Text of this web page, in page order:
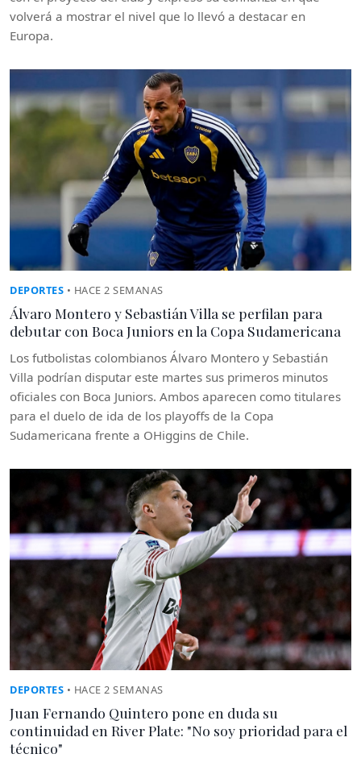
volverá a mostrar el nivel que lo llevó a destacar en
Europa.
DEPORTES • HACE 2 SEMANAS
Álvaro Montero y Sebastián Villa se perfilan para
debutar con Boca Juniors en la Copa Sudamericana
Los futbolistas colombianos Álvaro Montero y Sebastián
Villa podrían disputar este martes sus primeros minutos
oficiales con Boca Juniors. Ambos aparecen como titulares
para el duelo de ida de los playoffs de la Copa
Sudamericana frente a OHiggins de Chile.
DEPORTES • HACE 2 SEMANAS
Juan Fernando Quintero pone en duda su
continuidad en River Plate: "No soy prioridad para el
técnico"